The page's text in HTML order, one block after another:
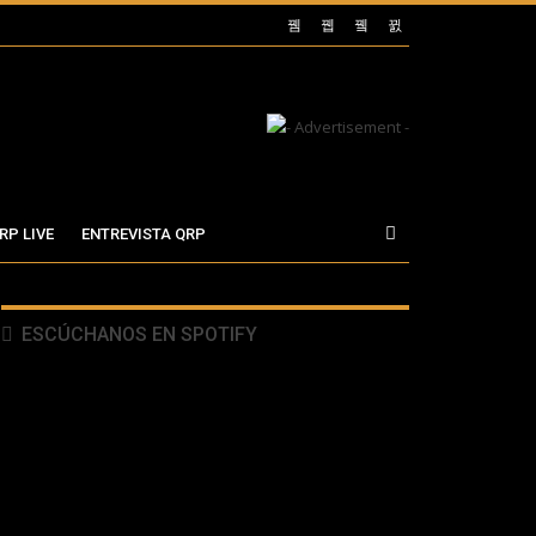
LIVE ENTREVISTA QRP
ESCÚCHANOS EN SPOTIFY